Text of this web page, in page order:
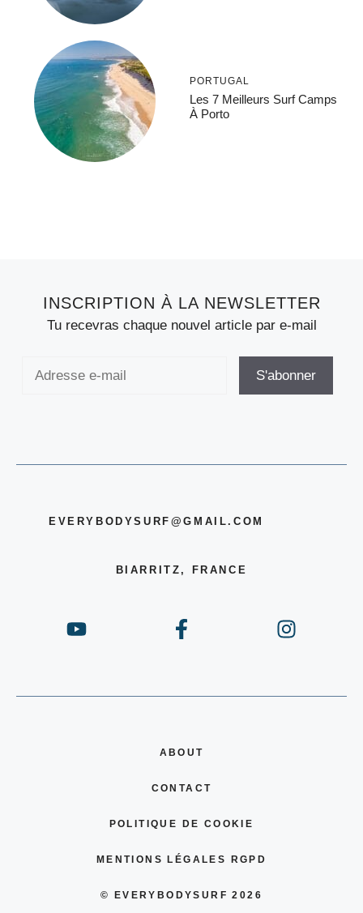
PORTUGAL
Les 7 Meilleurs Surf Camps
À Porto
INSCRIPTION À LA NEWSLETTER
Tu recevras chaque nouvel article par e-mail
EVERYBODYSURF@GMAIL.COM
BIARRITZ, FRANCE
ABOUT
CONTACT
POLITIQUE DE COOKIE
MENTIONS LÉGALES RGPD
© EVERYBODYSURF 2026